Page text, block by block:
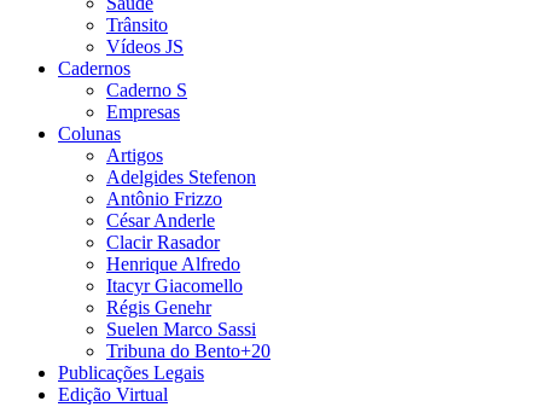
Trânsito
Vídeos JS
Cadernos
Caderno S
Empresas
Colunas
Artigos
Adelgides Stefenon
Antônio Frizzo
César Anderle
Clacir Rasador
Henrique Alfredo
Itacyr Giacomello
Régis Genehr
Suelen Marco Sassi
Tribuna do Bento+20
Publicações Legais
Edição Virtual